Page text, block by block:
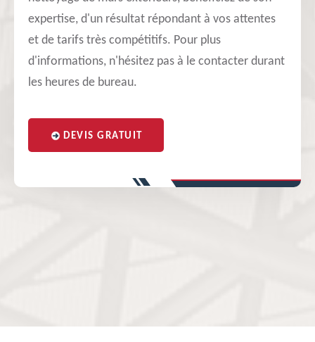
expertise, d'un résultat répondant à vos attentes
et de tarifs très compétitifs. Pour plus
d'informations, n'hésitez pas à le contacter durant
les heures de bureau.
DEVIS GRATUIT